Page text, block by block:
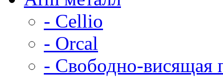
- Cellio
- Orcal
- Свободно-висящая